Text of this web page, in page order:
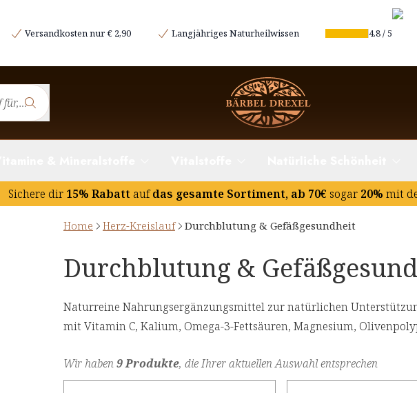
Versandkosten nur € 2,90 Langjähriges Naturheilwissen 4.8/5
Sichere dir 15% Rabatt aufdas gesamte Sortiment, ab 70€ sogar 20% mit
Home Herz-Kreislauf Durchblutung & Gefäßgesundheit
Durchblutung &
Naturreine Nahrungsergänzungsmittel zur natürlichen
mit Vitamin C, Kalium, Omega-3-Fettsäuren, Magnesium,
Wir haben9 Produkte, die Ihrer aktuellen Auswahl entsprechen